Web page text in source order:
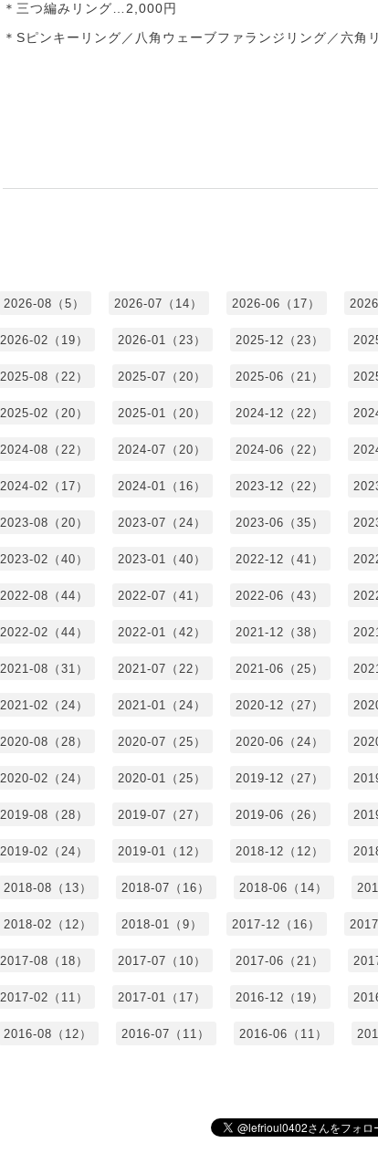
＊三つ編みリング…2,000円
＊Sピンキーリング／八角ウェーブファランジリング／六
2026-08（5） 2026-07（14） 2026-06（17）
2026-02（19） 2026-01（23） 2025-12（23）
2025-08（22） 2025-07（20） 2025-06（21）
2025-02（20） 2025-01（20） 2024-12（22）
2024-08（22） 2024-07（20） 2024-06（22）
2024-02（17） 2024-01（16） 2023-12（22）
2023-08（20） 2023-07（24） 2023-06（35）
2023-02（40） 2023-01（40） 2022-12（41）
2022-08（44） 2022-07（41） 2022-06（43）
2022-02（44） 2022-01（42） 2021-12（38）
2021-08（31） 2021-07（22） 2021-06（25）
2021-02（24） 2021-01（24） 2020-12（27）
2020-08（28） 2020-07（25） 2020-06（24）
2020-02（24） 2020-01（25） 2019-12（27）
2019-08（28） 2019-07（27） 2019-06（26）
2019-02（24） 2019-01（12） 2018-12（12）
2018-08（13） 2018-07（16） 2018-06（14）
2018-02（12） 2018-01（9） 2017-12（16）
2017-08（18） 2017-07（10） 2017-06（21）
2017-02（11） 2017-01（17） 2016-12（19）
2016-08（12） 2016-07（11） 2016-06（11）